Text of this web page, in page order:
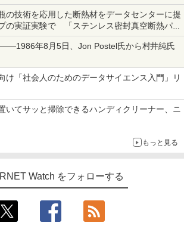
の技術を応用した断熱材をデータセンターに提
の実証実験で 「ステンレス密封真空断熱パネ
――1986年8月5日、Jon Postel氏から村井純氏
け「社会人のためのデータサイエンス入門」リ
いてサッと掃除できるハンディクリーナー、ニ
もっと見る
Watch をフォローする